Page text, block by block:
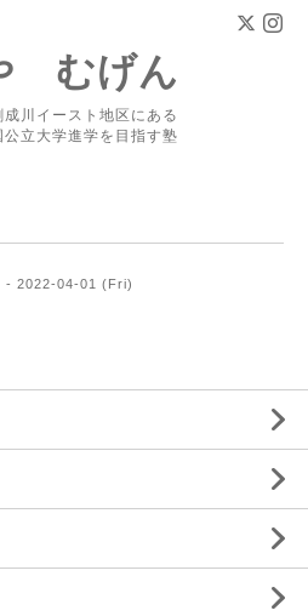
むげん
川イースト地区にある
立大学進学を目指す塾
- 2022-04-01 (Fri)